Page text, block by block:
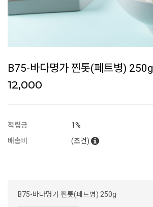
B75-바다명가 찐톳(페트병) 250g
12,000
적립금
1%
배송비
(조건)
B75-바다명가 찐톳(페트병) 250g